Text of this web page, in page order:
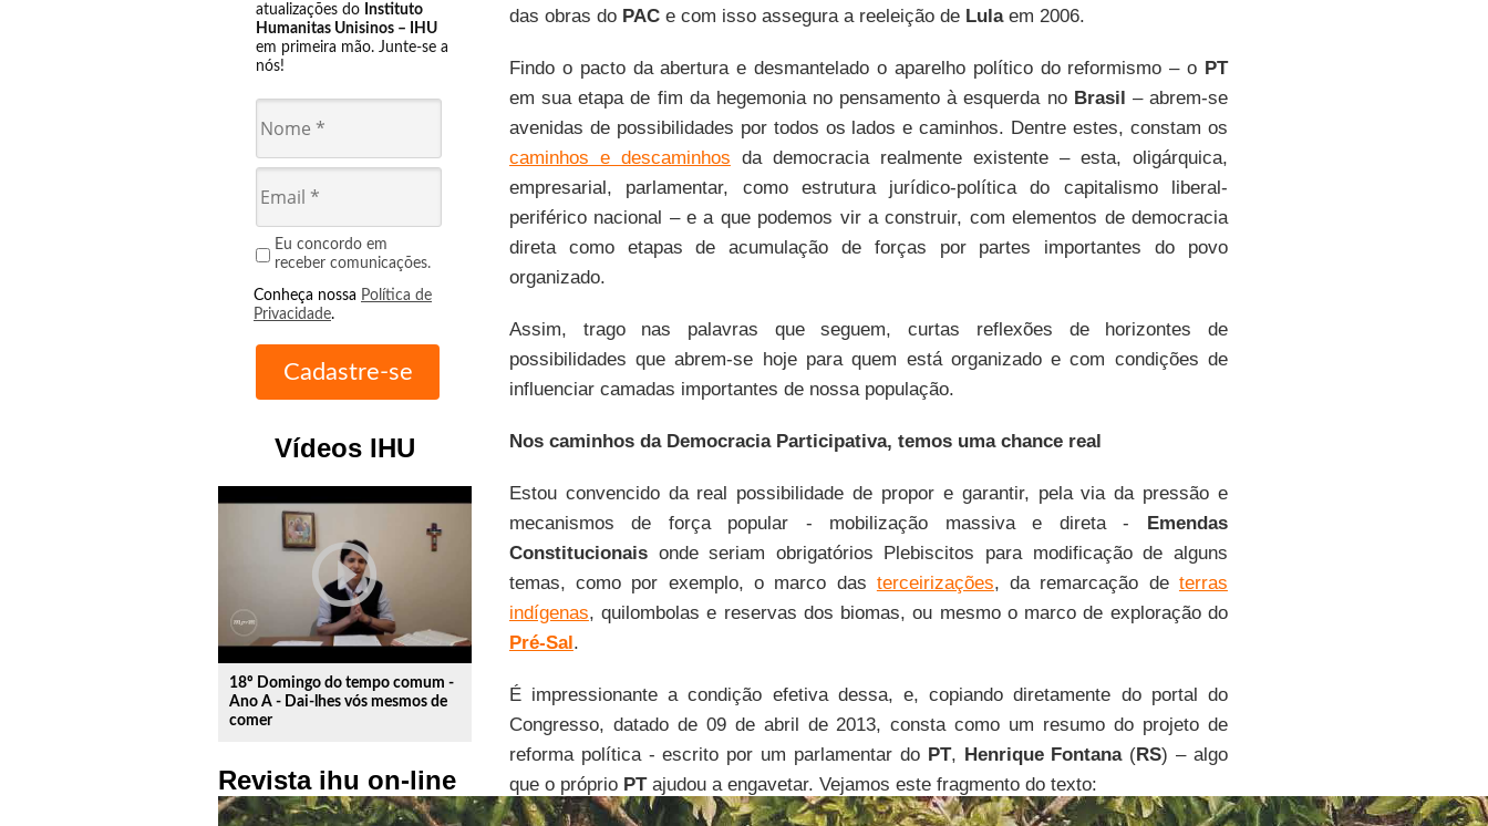
atualizações do Instituto
Humanitas Unisinos – IHU
em primeira mão. Junte-se a
nós!
Eu concordo em
receber comunicações.
Conheça nossa Política de
Privacidade.
Vídeos IHU
play_circle_outline
18º Domingo do tempo comum -
Ano A - Dai-lhes vós mesmos de
comer
Revista ihu on-line
das obras do PACe com isso assegura a reeleição de Lulaem 2006.
Findo o pacto da abertura e desmantelado o aparelho político do reformismo – o PT
em sua etapa de fim da hegemonia no pensamento à esquerda no Brasil – abrem-se
avenidas de possibilidades por todos os lados e caminhos. Dentre estes, constam os
caminhos e descaminhos da democracia realmente existente – esta, oligárquica,
empresarial, parlamentar, como estrutura jurídico-política do capitalismo liberal-
periférico nacional – e a que podemos vir a construir, com elementos de democracia
direta como etapas de acumulação de forças por partes importantes do povo
organizado.
Assim, trago nas palavras que seguem, curtas reflexões de horizontes de
possibilidades que abrem-se hoje para quem está organizado e com condições de
influenciar camadas importantes de nossa população.
Nos caminhos da Democracia Participativa, temos uma chance real
Estou convencido da real possibilidade de propor e garantir, pela via da pressão e
mecanismos de força popular - mobilização massiva e direta - Emendas
Constitucionaisonde seriam obrigatórios Plebiscitos para modificação de alguns
temas, como por exemplo, o marco das terceirizações, da remarcação de terras
indígenas, quilombolas e reservas dos biomas, ou mesmo o marco de exploração do
Pré-Sal.
É impressionante a condição efetiva dessa, e, copiando diretamente do portal do
Congresso, datado de 09 de abril de 2013, consta como um resumo do projeto de
reforma política - escrito por um parlamentar do PT, Henrique Fontana(RS) – algo
que o próprio PTajudou a engavetar. Vejamos este fragmento do texto: